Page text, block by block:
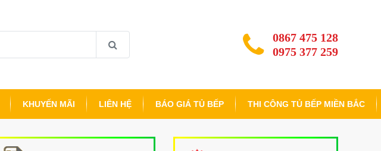
0867 475 128
0975 377 259
KHUYẾN MÃI LIÊN HỆ BÁO GIÁ TỦ BẾP THI CÔNG TỦ BẾP MIỀN BẮC